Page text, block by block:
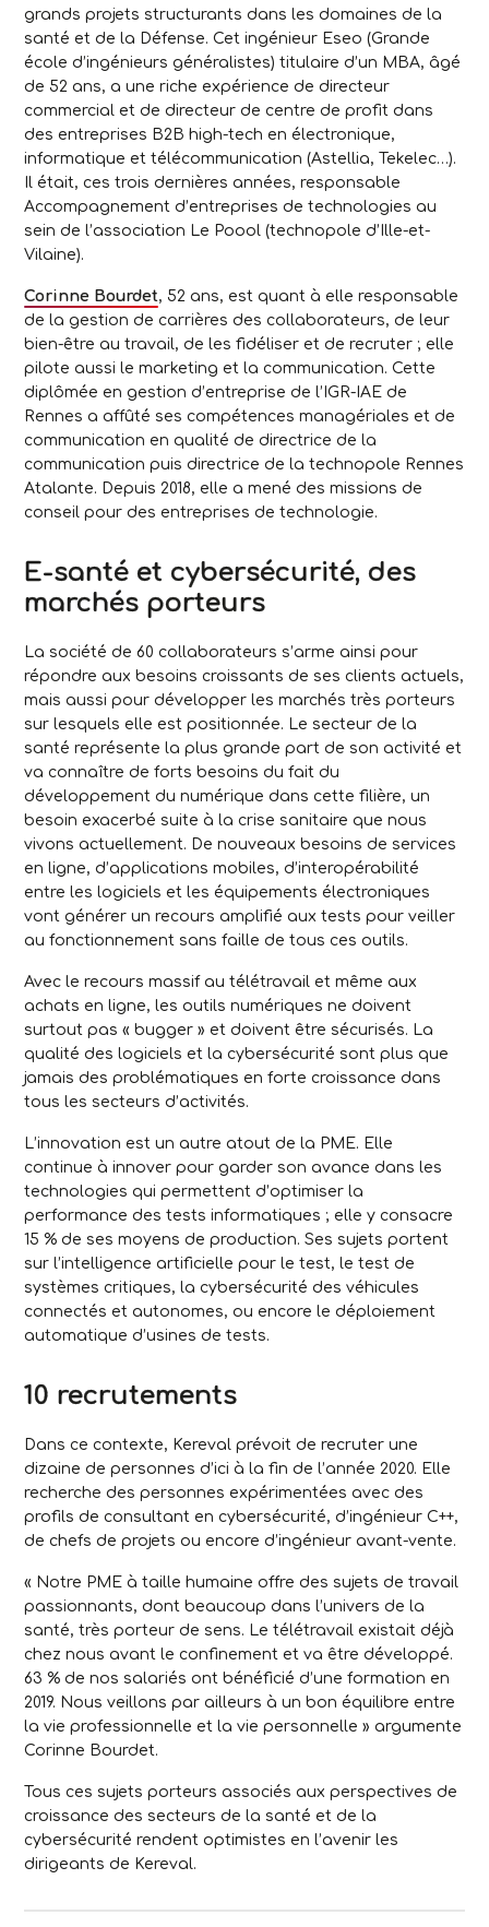
grands projets structurants dans les domaines de la
santé et de la Défense. Cet ingénieur Eseo (Grande
école d’ingénieurs généralistes) titulaire d’un MBA, âgé
de 52 ans, a une riche expérience de directeur
commercial et de directeur de centre de profit dans
des entreprises B2B high-tech en électronique,
informatique et télécommunication (Astellia, Tekelec…).
Il était, ces trois dernières années, responsable
Accompagnement d’entreprises de technologies au
sein de l’association Le Poool (technopole d’Ille-et-
Vilaine).
Corinne Bourdet, 52 ans, est quant à elle responsable
de la gestion de carrières des collaborateurs, de leur
bien-être au travail, de les fidéliser et de recruter ; elle
pilote aussi le marketing et la communication. Cette
diplômée en gestion d’entreprise de l’IGR-IAE de
Rennes a affûté ses compétences managériales et de
communication en qualité de directrice de la
communication puis directrice de la technopole Rennes
Atalante. Depuis 2018, elle a mené des missions de
conseil pour des entreprises de technologie.
E-santé et cybersécurité, des
marchés porteurs
La société de 60 collaborateurs s’arme ainsi pour
répondre aux besoins croissants de ses clients actuels,
mais aussi pour développer les marchés très porteurs
sur lesquels elle est positionnée. Le secteur de la
santé représente la plus grande part de son activité et
va connaître de forts besoins du fait du
développement du numérique dans cette filière, un
besoin exacerbé suite à la crise sanitaire que nous
vivons actuellement. De nouveaux besoins de services
en ligne, d’applications mobiles, d’interopérabilité
entre les logiciels et les équipements électroniques
vont générer un recours amplifié aux tests pour veiller
au fonctionnement sans faille de tous ces outils.
Avec le recours massif au télétravail et même aux
achats en ligne, les outils numériques ne doivent
surtout pas « bugger » et doivent être sécurisés. La
qualité des logiciels et la cybersécurité sont plus que
jamais des problématiques en forte croissance dans
tous les secteurs d’activités.
L’innovation est un autre atout de la PME. Elle
continue à innover pour garder son avance dans les
technologies qui permettent d’optimiser la
performance des tests informatiques ; elle y consacre
15 % de ses moyens de production. Ses sujets portent
sur l’intelligence artificielle pour le test, le test de
systèmes critiques, la cybersécurité des véhicules
connectés et autonomes, ou encore le déploiement
automatique d’usines de tests.
10 recrutements
Dans ce contexte, Kereval prévoit de recruter une
dizaine de personnes d’ici à la fin de l’année 2020. Elle
recherche des personnes expérimentées avec des
profils de consultant en cybersécurité, d’ingénieur C++,
de chefs de projets ou encore d’ingénieur avant-vente.
« Notre PME à taille humaine offre des sujets de travail
passionnants, dont beaucoup dans l’univers de la
santé, très porteur de sens. Le télétravail existait déjà
chez nous avant le confinement et va être développé.
63 % de nos salariés ont bénéficié d’une formation en
2019. Nous veillons par ailleurs à un bon équilibre entre
la vie professionnelle et la vie personnelle » argumente
Corinne Bourdet.
Tous ces sujets porteurs associés aux perspectives de
croissance des secteurs de la santé et de la
cybersécurité rendent optimistes en l’avenir les
dirigeants de Kereval.